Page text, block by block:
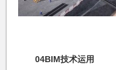
04BIM技术运用